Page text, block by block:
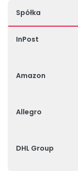
Spółka
InPost
Amazon
Allegro
DHL Group